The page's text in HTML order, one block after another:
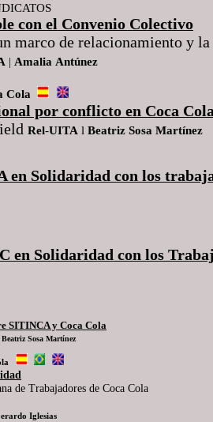
con el Convenio Colectivo
marco de relacionamiento y la
| Amalia Antúnez
Cola
por conflicto en Coca
Rel-UITA l Beatriz Sosa Martínez
en Solidaridad con los
en Solidaridad con los
SITINCA y Coca Cola
Beatriz Sosa Martínez
de Trabajadores de Coca Cola
Iglesias